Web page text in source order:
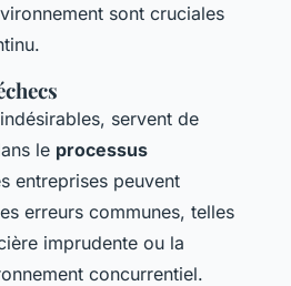
sont cruciales
servent de
le processus
entreprises peuvent
erreurs communes, telles
imprudente ou la
concurrentiel.